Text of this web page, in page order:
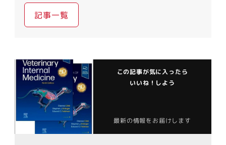
記事一覧
この記事が気に入ったら
いいね！しよう
最新の情報をお届けします